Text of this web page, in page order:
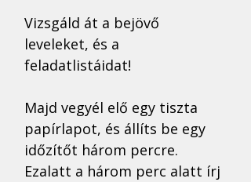
Vizsgáld át a bejövő
leveleket, és a
feladatlistáidat!
Majd vegyél elő egy tiszta
papírlapot, és állíts be egy
időzítőt három percre.
Ezalatt a három perc alatt írj